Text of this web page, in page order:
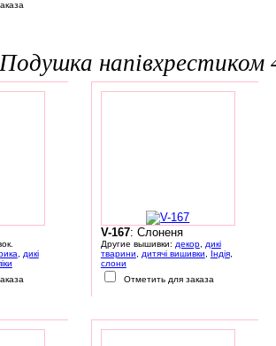
подушка
дикі
V-167: Слоненя
Другие вышивки: декор,
дикі
тварини
дитячі вишивки Індія,
слони
Отметить для заказа